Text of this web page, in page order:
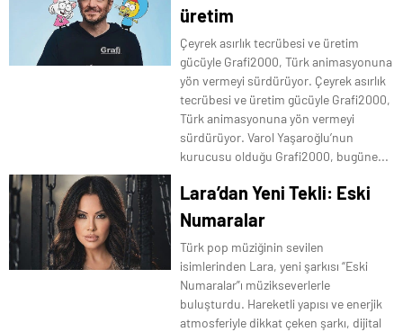
üretim
Çeyrek asırlık tecrübesi ve üretim
gücüyle Grafi2000, Türk animasyonuna
yön vermeyi sürdürüyor. Çeyrek asırlık
tecrübesi ve üretim gücüyle Grafi2000,
Türk animasyonuna yön vermeyi
sürdürüyor. Varol Yaşaroğlu’nun
kurucusu olduğu Grafi2000, bugüne...
Lara’dan Yeni Tekli: Eski
Numaralar
Türk pop müziğinin sevilen
isimlerinden Lara, yeni şarkısı “Eski
Numaralar”ı müzikseverlerle
buluşturdu. Hareketli yapısı ve enerjik
atmosferiyle dikkat çeken şarkı, dijital